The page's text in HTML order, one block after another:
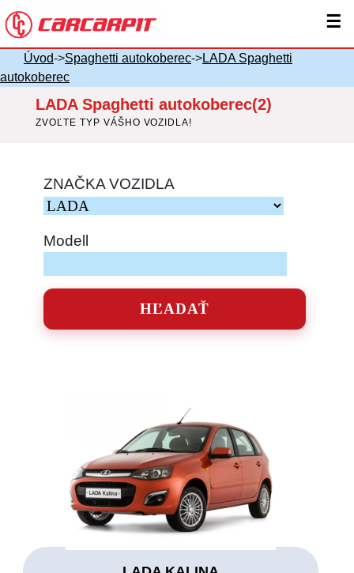
☰
Úvod->Spaghetti autokoberec->LADA Spaghetti
autokoberec
LADA Spaghetti autokoberec(2)
ZVOĽTE TYP VÁŠHO VOZIDLA!
ZNAČKA VOZIDLA
Modell
HĽADAŤ